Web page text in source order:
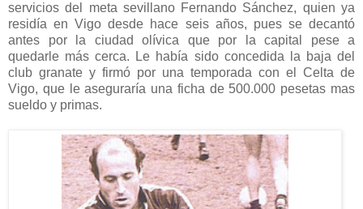
servicios del meta sevillano Fernando Sánchez, quien ya
residía en Vigo desde hace seis años, pues se decantó
antes por la ciudad olívica que por la capital pese a
quedarle más cerca. Le había sido concedida la baja del
club granate y firmó por una temporada con el Celta de
Vigo, que le aseguraría una ficha de 500.000 pesetas mas
sueldo y primas.